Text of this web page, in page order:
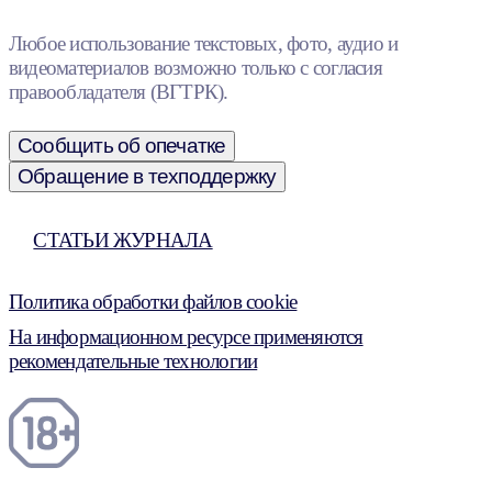
Любое использование текстовых, фото, аудио и
видеоматериалов возможно только с согласия
правообладателя (ВГТРК).
Сообщить об опечатке
Обращение в техподдержку
СТАТЬИ ЖУРНАЛА
Политика обработки файлов cookie
На информационном ресурсе применяются
рекомендательные технологии